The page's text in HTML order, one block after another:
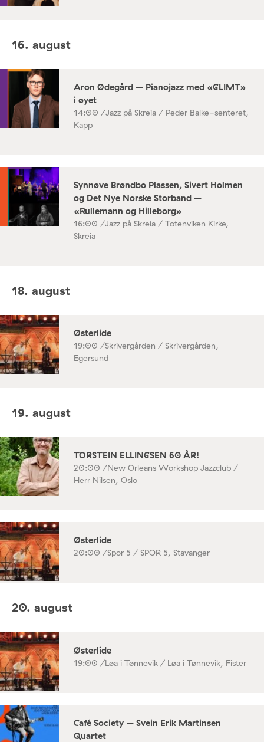
16. august
Aron Ødegård – Pianojazz med «GLIMT»
i øyet
14:00 /Jazz på Skreia / Peder Balke-senteret,
Kapp
Synnøve Brøndbo Plassen, Sivert Holmen
og Det Nye Norske Storband –
«Rullemann og Hilleborg»
16:00 /Jazz på Skreia / Totenviken Kirke,
Skreia
18. august
Østerlide
19:00 /Skrivergården / Skrivergården,
Egersund
19. august
TORSTEIN ELLINGSEN 60 ÅR!
20:00 /New Orleans Workshop Jazzclub /
Herr Nilsen, Oslo
Østerlide
20:00 /Spor 5 / SPOR 5, Stavanger
20. august
Østerlide
19:00 /Løa i Tønnevik / Løa i Tønnevik, Fister
Café Society – Svein Erik Martinsen
Quartet